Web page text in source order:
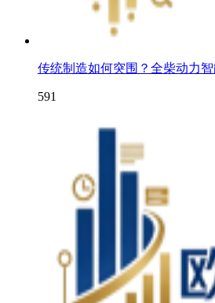
传统制造如何突围？全柴动力
591